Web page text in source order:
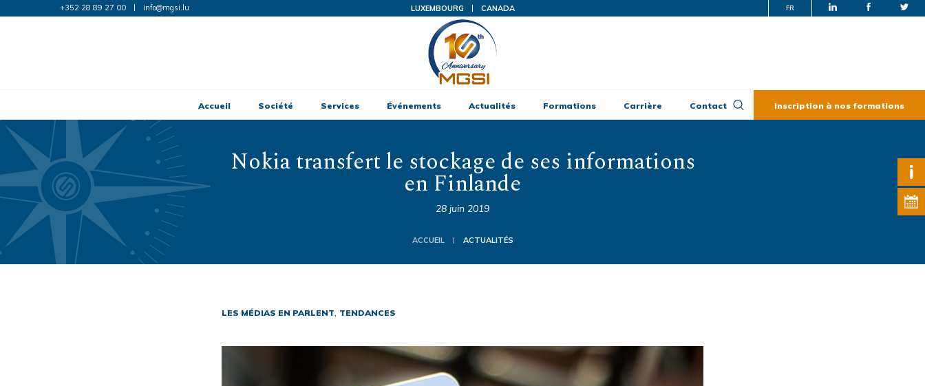
+352 28 89 27 00 info@mgsi.lu LUXEMBOURG CANADA FR
Accueil Société Services Événements Actualités Formations Carrière Contact Inscription à nos formations
Nokia transfert le stockage de ses informations
en Finlande
28 juin 2019
ACCUEIL | ACTUALITÉS
LES MÉDIAS EN PARLENT, TENDANCES